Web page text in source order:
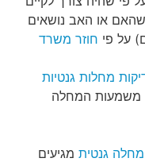
או האב נושאים
על פי חוזר משרד
מחלות גנטיות
משמעות המחלה
גנטית מגיעים